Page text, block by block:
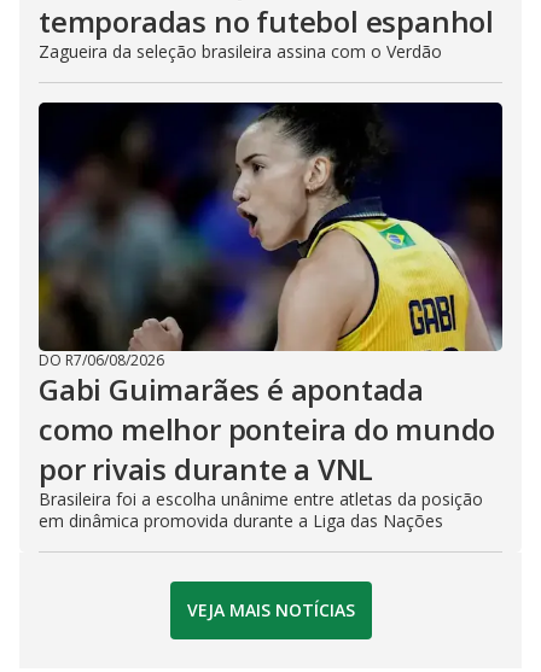
temporadas no futebol espanhol
Zagueira da seleção brasileira assina com o Verdão
DO R7/06/08/2026
Gabi Guimarães é apontada
como melhor ponteira do mundo
por rivais durante a VNL
Brasileira foi a escolha unânime entre atletas da posição
em dinâmica promovida durante a Liga das Nações
VEJA MAIS NOTÍCIAS